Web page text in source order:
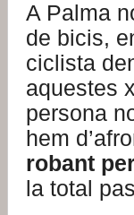
A Palma
de bicis,
ciclista
aquestes
persona
hem
robant
la total